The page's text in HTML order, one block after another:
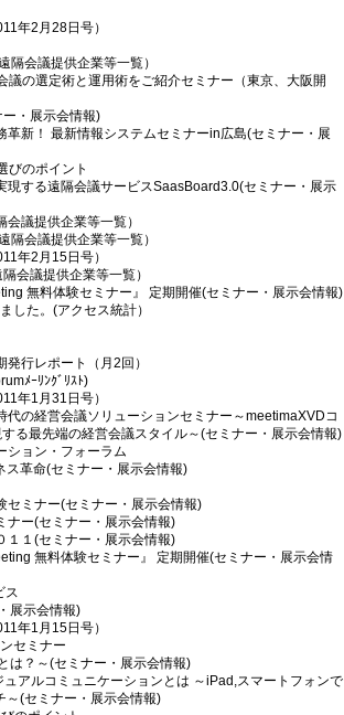
年2月28日号）
隔会議提供企業等一覧）
の選定術と運用術をご紹介セミナー（東京、大阪開
・展示会情報)
新！ 最新情報システムセミナーin広島(セミナー・展
びのポイント
する遠隔会議サービスSaasBoard3.0(セミナー・展示
議提供企業等一覧）
隔会議提供企業等一覧）
年2月15日号）
会議提供企業等一覧）
無料体験セミナー』 定期開催(セミナー・展示会情報)
した。(アクセス統計）
行レポート（月2回）
ﾒｰﾘﾝｸﾞﾘｽﾄ)
年1月31日号）
の経営会議ソリューションセミナー～meetimaXVDコ
最先端の経営会議スタイル～(セミナー・展示会情報)
ション・フォーラム
革命(セミナー・展示会情報)
セミナー(セミナー・展示会情報)
ナー(セミナー・展示会情報)
１(セミナー・展示会情報)
無料体験セミナー』 定期開催(セミナー・展示会情
ス
展示会情報)
年1月15日号）
セミナー
は？～(セミナー・展示会情報)
アルコミュニケーションとは ～iPad,スマートフォンで
～(セミナー・展示会情報)